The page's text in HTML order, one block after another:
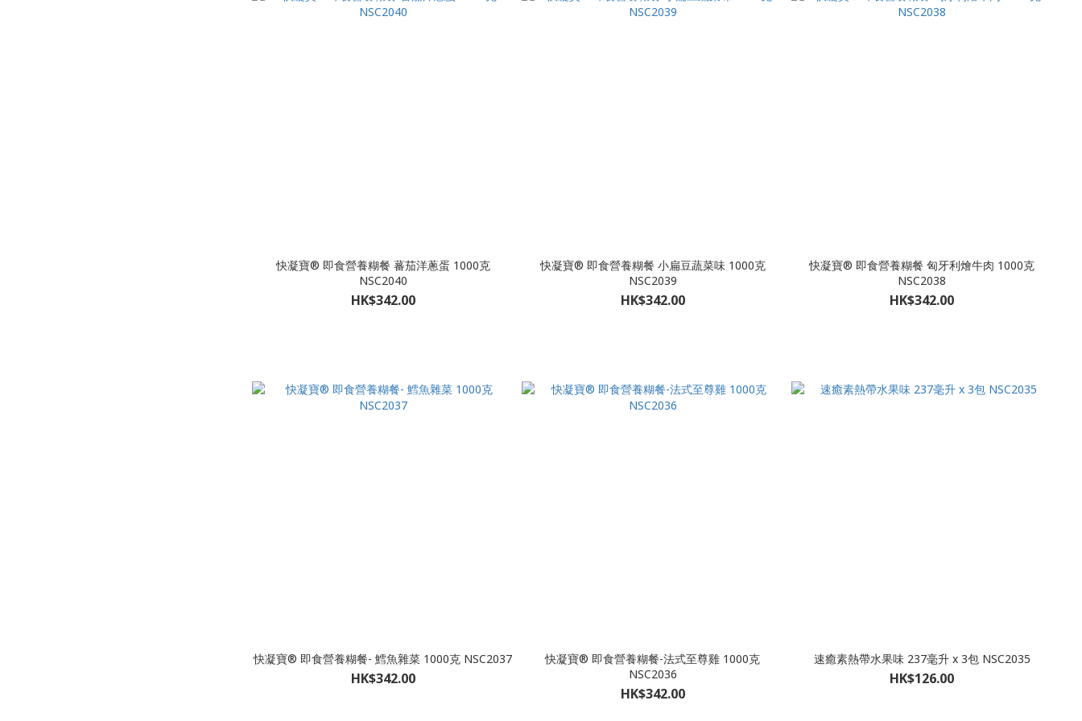
快凝寶® 即食營養糊餐 蕃茄洋蔥蛋 1000克
NSC2040
HK$342.00
快凝寶® 即食營養糊餐 小扁豆蔬菜味 1000克
NSC2039
HK$342.00
快凝寶® 即食營養糊餐 匈牙利燴牛肉 1000克
NSC2038
HK$342.00
快凝寶® 即食營養糊餐- 鱈魚雜菜 1000克 NSC2037
HK$342.00
快凝寶® 即食營養糊餐-法式至尊雞 1000克
NSC2036
HK$342.00
速癒素熱帶水果味 237毫升 x 3包 NSC2035
HK$126.00